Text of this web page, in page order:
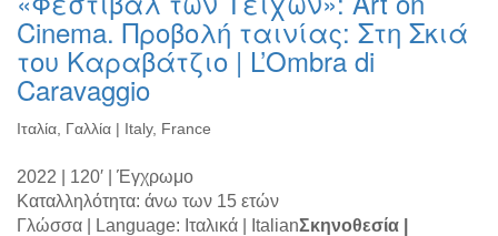
Cinema. Προβολή ταινίας: Στη Σκιά
του Καραβάτζιο | L’Οmbra di
Caravaggio
Ιταλία, Γαλλία | Italy, France
2022 | 120′ | Έγχρωμο
Καταλληλότητα: άνω των 15 ετών
Γλώσσα | Language: Ιταλικά | ItalianΣκηνοθεσία |